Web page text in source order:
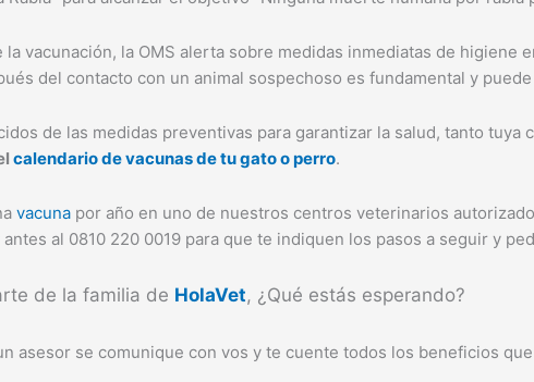
vacunación, la OMS alerta sobre medidas inmediatas de higiene
del contacto con un animal sospechoso es fundamental y puede
de las medidas preventivas para garantizar la salud, tanto
calendario de vacunas de tu gato o perro.
vacuna por año en uno de nuestros centros veterinarios
al 0810 220 0019 para que te indiquen los pasos a seguir y
de la familia de HolaVet, ¿Qué estás esperando?
asesor se comunique con vos y te cuente todos los beneficios